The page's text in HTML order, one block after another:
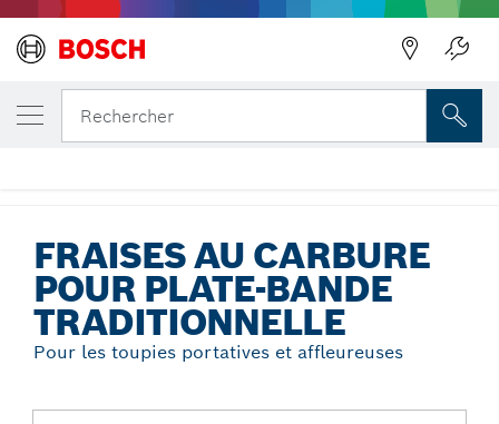
Rechercher
FRAISES AU CARBURE
POUR PLATE-BANDE
TRADITIONNELLE
Pour les toupies portatives et affleureuses
VOTRE VARIANTE SÉLECTIONNÉE
Fraises au carbure pour plate-bande
traditionnelle